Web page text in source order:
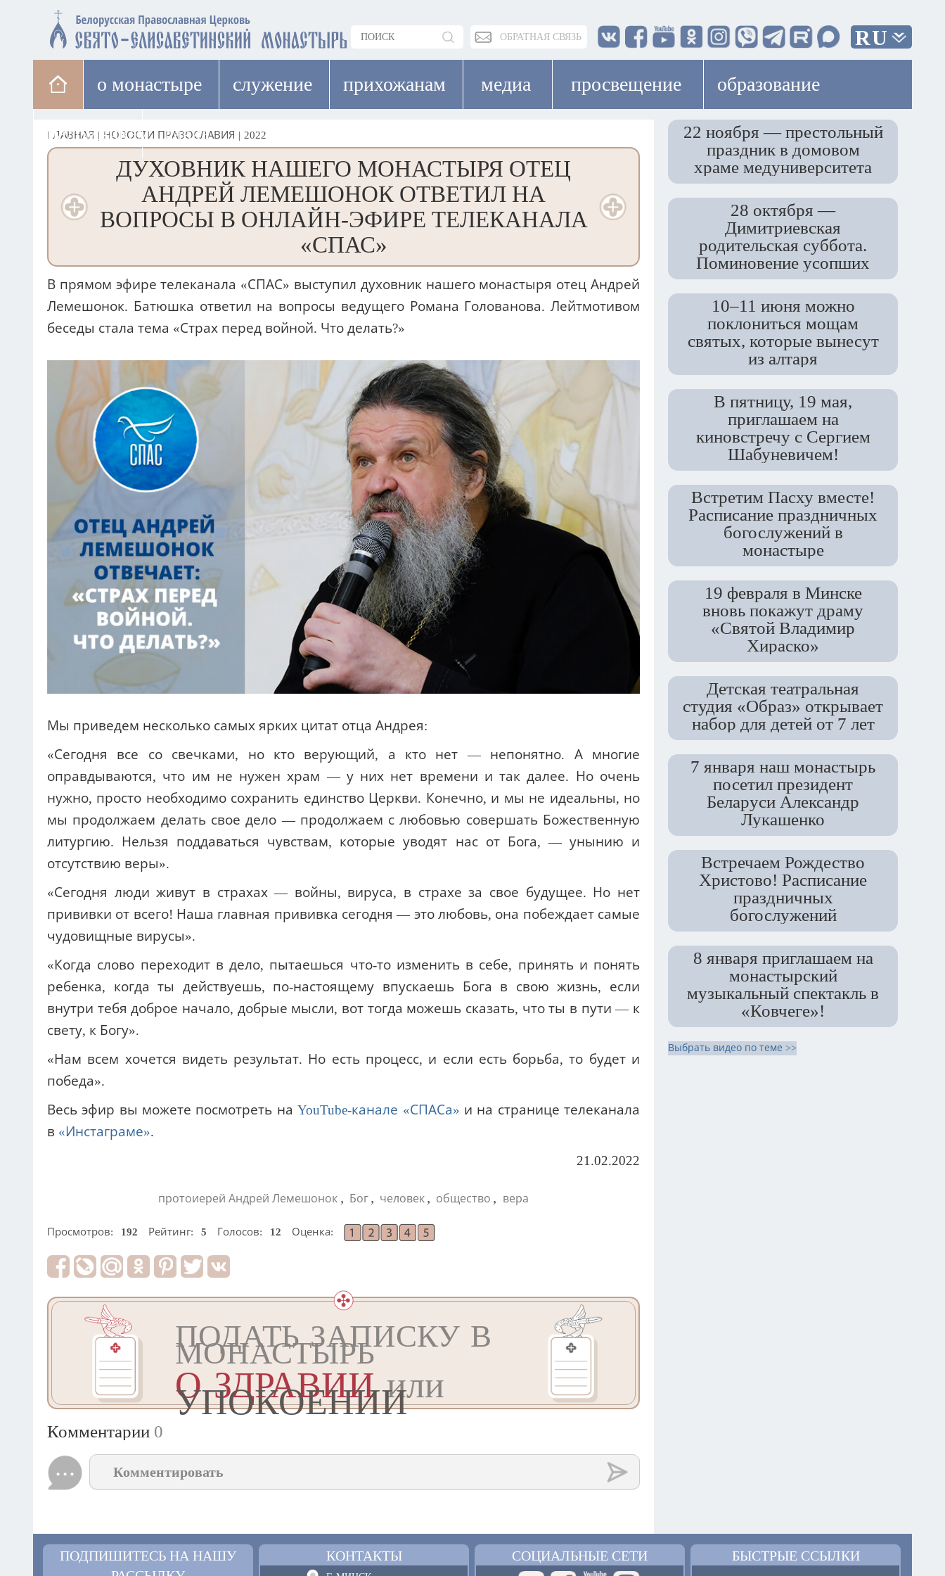
ОБРАТНАЯ СВЯЗЬ RU
о монастыре cлужение прихожанам медиа просвещение образование
паломникам лавка
ГЛАВНАЯ | НОВОСТИ ПРАВОСЛАВИЯ | 2022
ДУХОВНИК НАШЕГО МОНАСТЫРЯ ОТЕЦ
АНДРЕЙ ЛЕМЕШОНОК ОТВЕТИЛ НА
ВОПРОСЫ В ОНЛАЙН-ЭФИРЕ ТЕЛЕКАНАЛА
«СПАС»
В прямом эфире телеканала «СПАС» выступил духовник нашего монастыря отец Андрей
Лемешонок. Батюшка ответил на вопросы ведущего Романа Голованова. Лейтмотивом
беседы стала тема «Страх перед войной. Что делать?»
Мы приведем несколько самых ярких цитат отца Андрея:
«Сегодня все со свечками, но кто верующий, а кто нет — непонятно. А многие
оправдываются, что им не нужен храм — у них нет времени и так далее. Но очень
нужно, просто необходимо сохранить единство Церкви. Конечно, и мы не идеальны, но
мы продолжаем делать свое дело — продолжаем с любовью совершать Божественную
литургию. Нельзя поддаваться чувствам, которые уводят нас от Бога, — унынию и
отсутствию веры».
«Сегодня люди живут в страхах — войны, вируса, в страхе за свое будущее. Но нет
прививки от всего! Наша главная прививка сегодня — это любовь, она побеждает самые
чудовищные вирусы».
«Когда слово переходит в дело, пытаешься что-то изменить в себе, принять и понять
ребенка, когда ты действуешь, по-настоящему впускаешь Бога в свою жизнь, если
внутри тебя доброе начало, добрые мысли, вот тогда можешь сказать, что ты в пути — к
свету, к Богу».
«Нам всем хочется видеть результат. Но есть процесс, и если есть борьба, то будет и
победа».
Весь эфир вы можете посмотреть наYouTube-канале «СПАСа» и на странице телеканала
в «Инстаграме».
21.02.2022
протоиерей Андрей Лемешонок , Бог , человек , общество , вера
Просмотров: 192 Рейтинг: 5 Голосов: 12 Оценка:
ПОДАТЬ ЗАПИСКУ В
МОНАСТЫРЬ
О ЗДРАВИИили
УПОКОЕНИИ
Комментарии 0
Комментировать
22 ноября — престольный
праздник в домовом
храме медуниверситета
28 октября —
Димитриевская
родительская суббота.
Поминовение усопших
10–11 июня можно
поклониться мощам
святых, которые вынесут
из алтаря
В пятницу, 19 мая,
приглашаем на
киновстречу с Сергием
Шабуневичем!
Встретим Пасху вместе!
Расписание праздничных
богослужений в
монастыре
19 февраля в Минске
вновь покажут драму
«Святой Владимир
Хираско»
Детская театральная
студия «Образ» открывает
набор для детей от 7 лет
7 января наш монастырь
посетил президент
Беларуси Александр
Лукашенко
Встречаем Рождество
Христово! Расписание
праздничных
богослужений
8 января приглашаем на
монастырский
музыкальный спектакль в
«Ковчеге»!
Выбрать видео по теме >>
ПОДПИШИТЕСЬ НА НАШУ
КОНТАКТЫ СОЦИАЛЬНЫЕ СЕТИ БЫСТРЫЕ ССЫЛКИ